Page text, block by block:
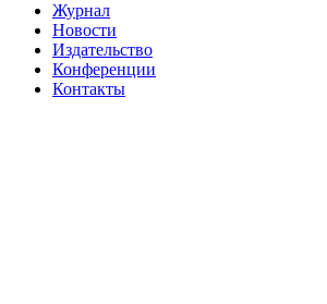
Журнал
Новости
Издательство
Конференции
Контакты